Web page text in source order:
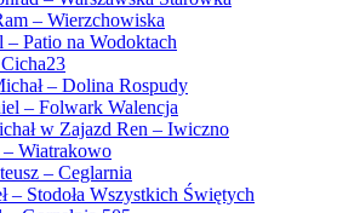
– Wierzchowiska
Patio na Wodoktach
– Dolina Rospudy
– Folwark Walencja
w Zajazd Ren – Iwiczno
Wiatrakowo
– Ceglarnia
– Stodoła Wszystkich Świętych